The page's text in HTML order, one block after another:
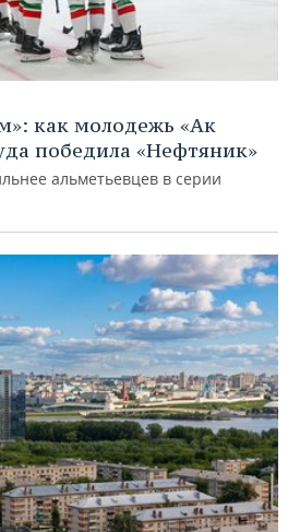
как молодежь «Ак
победила «Нефтяник»
альметьевцев в серии